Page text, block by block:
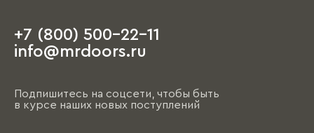
+7 (800) 500-22-11
info@mrdoors.ru
Подпишитесь на соцсети, чтобы быть
в курсе наших новых поступлений